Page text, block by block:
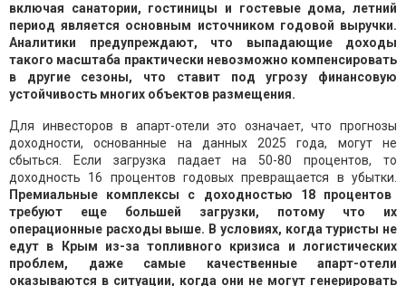
включая санатории, гостиницы и гостевые дома, летний
период является основным источником годовой выручки.
Аналитики предупреждают, что выпадающие доходы
такого масштаба практически невозможно компенсировать
в другие сезоны, что ставит под угрозу финансовую
устойчивость многих объектов размещения.
Для инвесторов в апарт-отели это означает, что прогнозы
доходности, основанные на данных 2025 года, могут не
сбыться. Если загрузка падает на 50-80 процентов, то
доходность 16 процентов годовых превращается в убытки.
Премиальные комплексы с доходностью 18 процентов
требуют еще большей загрузки, потому что их
операционные расходы выше. В условиях, когда туристы не
едут в Крым из-за топливного кризиса и логистических
проблем, даже самые качественные апарт-отели
оказываются в ситуации, когда они не могут генерировать